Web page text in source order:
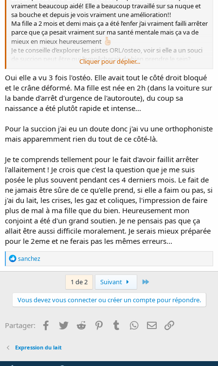
vraiment beaucoup aidé! Elle a beaucoup travaillé sur sa nuque et
sa bouche et depuis je vois vraiment une amélioration!!
Ma fille a 2 mois et demi mais ça a été l’enfer j’ai vraiment failli arrêter
parce que ça pesait vraiment sur ma santé mentale mais ça va de
mieux en mieux heureusement
Je te conseille d’explorer les pistes ORL/osteo, voir si elle a un souci
de succion peut être qui l’empêcherait de bien prendre le sein?
Ce que je fais aussi maintenant c’est la mettre au sein des qu’elle se
réveille comme ça elle est un peu molle encore et donc moins
énervée aussi!
Je comprend ton inquiétude c’est très frustrant de sentir qu’il y a
quelque chose qui cloche
je suis de tout cœur avec toi!!
Cliquer pour déplier...
Oui elle a vu 3 fois l'ostéo. Elle avait tout le côté droit bloqué
et le crâne déformé. Ma fille est née en 2h (dans la voiture sur
la bande d'arrêt d'urgence de l'autoroute), du coup sa
naissance a été plutôt rapide et intense...
Pour la succion j'ai eu un doute donc j'ai vu une orthophoniste
mais apparemment rien du tout de ce côté-là.
Je te comprends tellement pour le fait d'avoir faillit arrêter
l'allaitement ! Je crois que c'est la question que je me suis
posée le plus souvent pendant ces 4 derniers mois. Le fait de
ne jamais être sûre de ce qu'elle prend, si elle a faim ou pas, si
j'ai du lait, les crises, les gaz et coliques, l'impression de faire
plus de mal à ma fille que du bien. Heureusement mon
conjoint a été d'un grand soutien. Je ne pensais pas que ça
allait être aussi difficile moralement. Je serais mieux préparée
pour le 2eme et ne ferais pas les mêmes erreurs...
R
é
a
i
o
:
sanchez
1 de 2 Suivant
Vous devez vous connecter ou créer un compte pour répondre.
Partager: Facebook
Twitter Reddit PinterestTumblr WhatsApp
E-mail
Expression du lait